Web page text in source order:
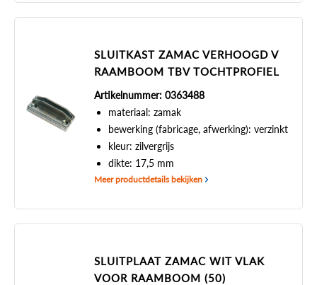
SLUITKAST ZAMAC VERHOOGD V
RAAMBOOM TBV TOCHTPROFIEL
Artikelnummer: 0363488
materiaal: zamak
bewerking (fabricage, afwerking): verzinkt
kleur: zilvergrijs
dikte: 17,5 mm
Meer productdetails bekijken
SLUITPLAAT ZAMAC WIT VLAK
VOOR RAAMBOOM (50)